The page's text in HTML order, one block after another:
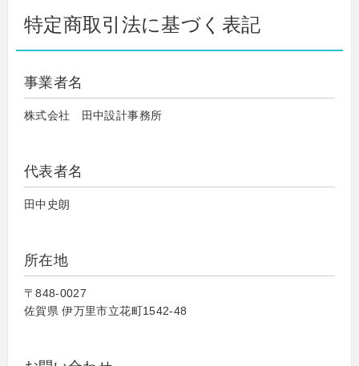
特定商取引法に基づく表記
事業者名
株式会社 田中設計事務所
代表者名
田中史朗
所在地
〒848-0027
佐賀県 伊万里市立花町1542-48